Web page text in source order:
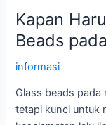
Kapan
Beads
informasi
Glass beads pada
tetapi kunci untuk